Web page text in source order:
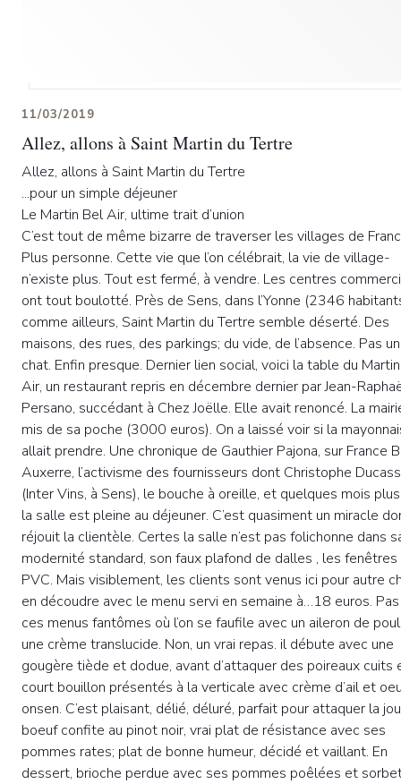
Allez, allons à Saint Martin du Tertre
11/03/2019
Allez, allons à Saint Martin du Tertre
...pour un simple déjeuner
Le Martin Bel Air, ultime trait d’union
C’est tout de même bizarre de traverser les villages de
Plus personne. Cette vie que l’on célébrait, la vie de village-
n’existe plus. Tout est fermé, à vendre. Les centres
ont tout boulotté. Près de Sens, dans l’Yonne (2346
comme ailleurs, Saint Martin du Tertre semble déserté. Des
maisons, des rues, des parkings; du vide, de l’absence. Pas un
chat. Enfin presque. Dernier lien social, voici la table du
Air, un restaurant repris en décembre dernier par Jean-
Persano, succédant à Chez Joëlle. Elle avait renoncé. La
mis de sa poche (3000 euros). On a laissé voir si la
allait prendre. Une chronique de Gauthier Pajona, sur France
Auxerre, l’activisme des fournisseurs dont Christophe
(Inter Vins, à Sens), le bouche à oreille, et quelques mois
la salle est pleine au déjeuner. C’est quasiment un miracle
réjouit la clientèle. Certes la salle n’est pas folichonne dans
modernité standard, son faux plafond de dalles , les fenêtres
PVC. Mais visiblement, les clients sont venus ici pour autre
en découdre avec le menu servi en semaine à…18 euros.
ces menus fantômes où l’on se faufile avec un aileron de
une crème translucide. Non, un vrai repas. il débute avec une
gougère tiède et dodue, avant d’attaquer des poireaux cuits
court bouillon présentés à la verticale avec crème d’ail et
onsen. C’est plaisant, délié, déluré, parfait pour attaquer la
boeuf confite au pinot noir, vrai plat de résistance avec ses
pommes rates; plat de bonne humeur, décidé et vaillant. En
dessert, brioche perdue avec ses pommes poêlées et